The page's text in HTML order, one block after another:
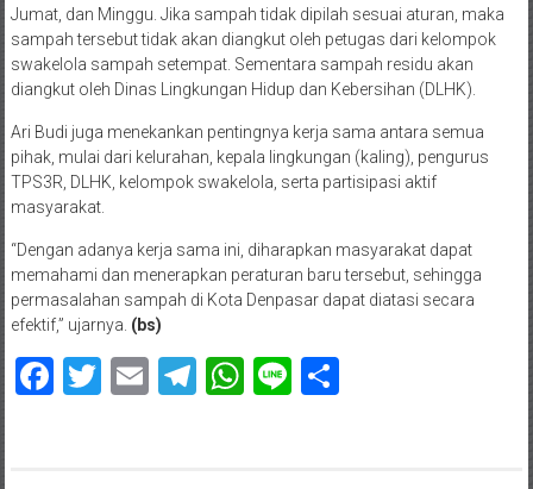
Jumat, dan Minggu. Jika sampah tidak dipilah sesuai aturan, maka
sampah tersebut tidak akan diangkut oleh petugas dari kelompok
swakelola sampah setempat. Sementara sampah residu akan
diangkut oleh Dinas Lingkungan Hidup dan Kebersihan (DLHK).
Ari Budi juga menekankan pentingnya kerja sama antara semua
pihak, mulai dari kelurahan, kepala lingkungan (kaling), pengurus
TPS3R, DLHK, kelompok swakelola, serta partisipasi aktif
masyarakat.
“Dengan adanya kerja sama ini, diharapkan masyarakat dapat
memahami dan menerapkan peraturan baru tersebut, sehingga
permasalahan sampah di Kota Denpasar dapat diatasi secara
efektif,” ujarnya. (bs)
Facebook
Twitter
EmailTelegram
WhatsApp
LineShare